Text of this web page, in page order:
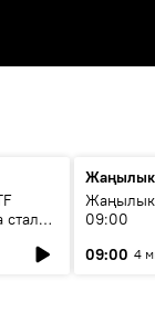
стала
09:00
09:00 4